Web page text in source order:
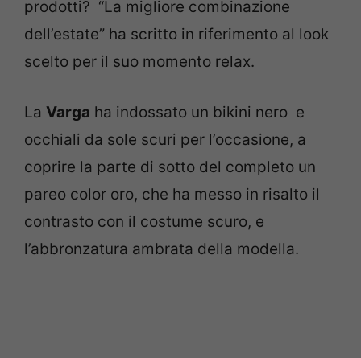
prodotti? “La migliore combinazione
dell’estate” ha scritto in riferimento al look
scelto per il suo momento relax.
La Varga ha indossato un bikini nero e
occhiali da sole scuri per l’occasione, a
coprire la parte di sotto del completo un
pareo color oro, che ha messo in risalto il
contrasto con il costume scuro, e
l’abbronzatura ambrata della modella.